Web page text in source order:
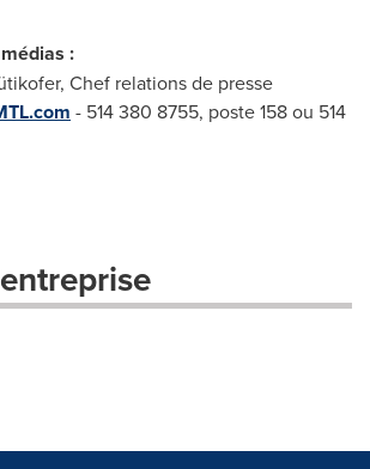
:
Chef relations de presse
- 514 380 8755, poste 158 ou 514